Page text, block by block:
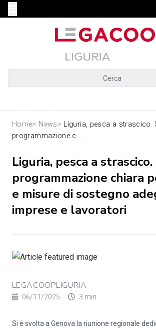
Cerca
Home> News> Liguria, pesca a strascico.
programmazione c...
Liguria, pesca a
programmazione chiara
e misure di sostegno
imprese e lavoratori
LEGACOOPLIGURIA
06/11/2025 3 min
Si è svolta a Genova la riunione regionale